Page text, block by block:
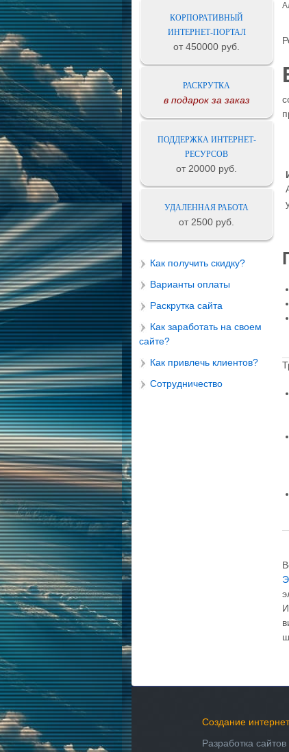
КОРПОРАТИВНЫЙ
ИНТЕРНЕТ-ПОРТАЛ
от 450000 руб.
РАСКРУТКА
в подарок за заказ
ПОДДЕРЖКА ИНТЕРНЕТ-
РЕСУРСОВ
от 20000 руб.
УДАЛЕННАЯ РАБОТА
от 2500 руб.
Как получить скидку?
Варианты оплаты
Раскрутка сайта
Как заработать на своем
сайте?
Как привлечь клиентов?
Сотрудничество
Создание
Разработка сайтов